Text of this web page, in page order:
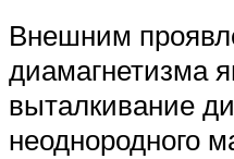
Внешним
диамагнетизма
выталкивание
неоднородного